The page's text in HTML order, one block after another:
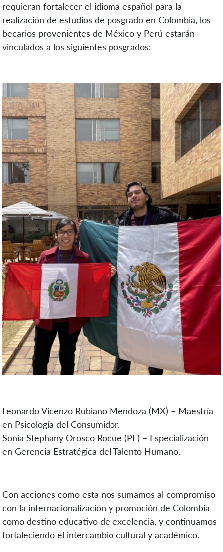
requieran fortalecer el idioma español para la
realización de estudios de posgrado en Colombia, los
becarios provenientes de México y Perú estarán
vinculados a los siguientes posgrados:
Leonardo Vicenzo Rubiano Mendoza (MX) – Maestría
en Psicología del Consumidor.
Sonia Stephany Orosco Roque (PE) – Especialización
en Gerencia Estratégica del Talento Humano.
Con acciones como esta nos sumamos al compromiso
con la internacionalización y promoción de Colombia
como destino educativo de excelencia, y continuamos
fortaleciendo el intercambio cultural y académico.